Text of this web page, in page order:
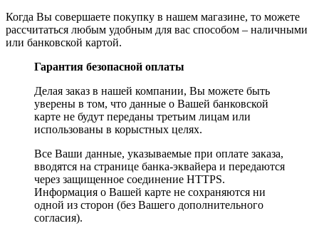
Когда Вы совершаете покупку в нашем магазине, то можете
рассчитаться любым удобным для вас способом – наличными
или банковской картой.
Гарантия безопасной оплаты
Делая заказ в нашей компании, Вы можете быть
уверены в том, что данные о Вашей банковской
карте не будут переданы третьим лицам или
использованы в корыстных целях.
Все Ваши данные, указываемые при оплате заказа,
вводятся на странице банка-эквайера и передаются
через защищенное соединение HTTPS.
Информация о Вашей карте не сохраняются ни
одной из сторон (без Вашего дополнительного
согласия).